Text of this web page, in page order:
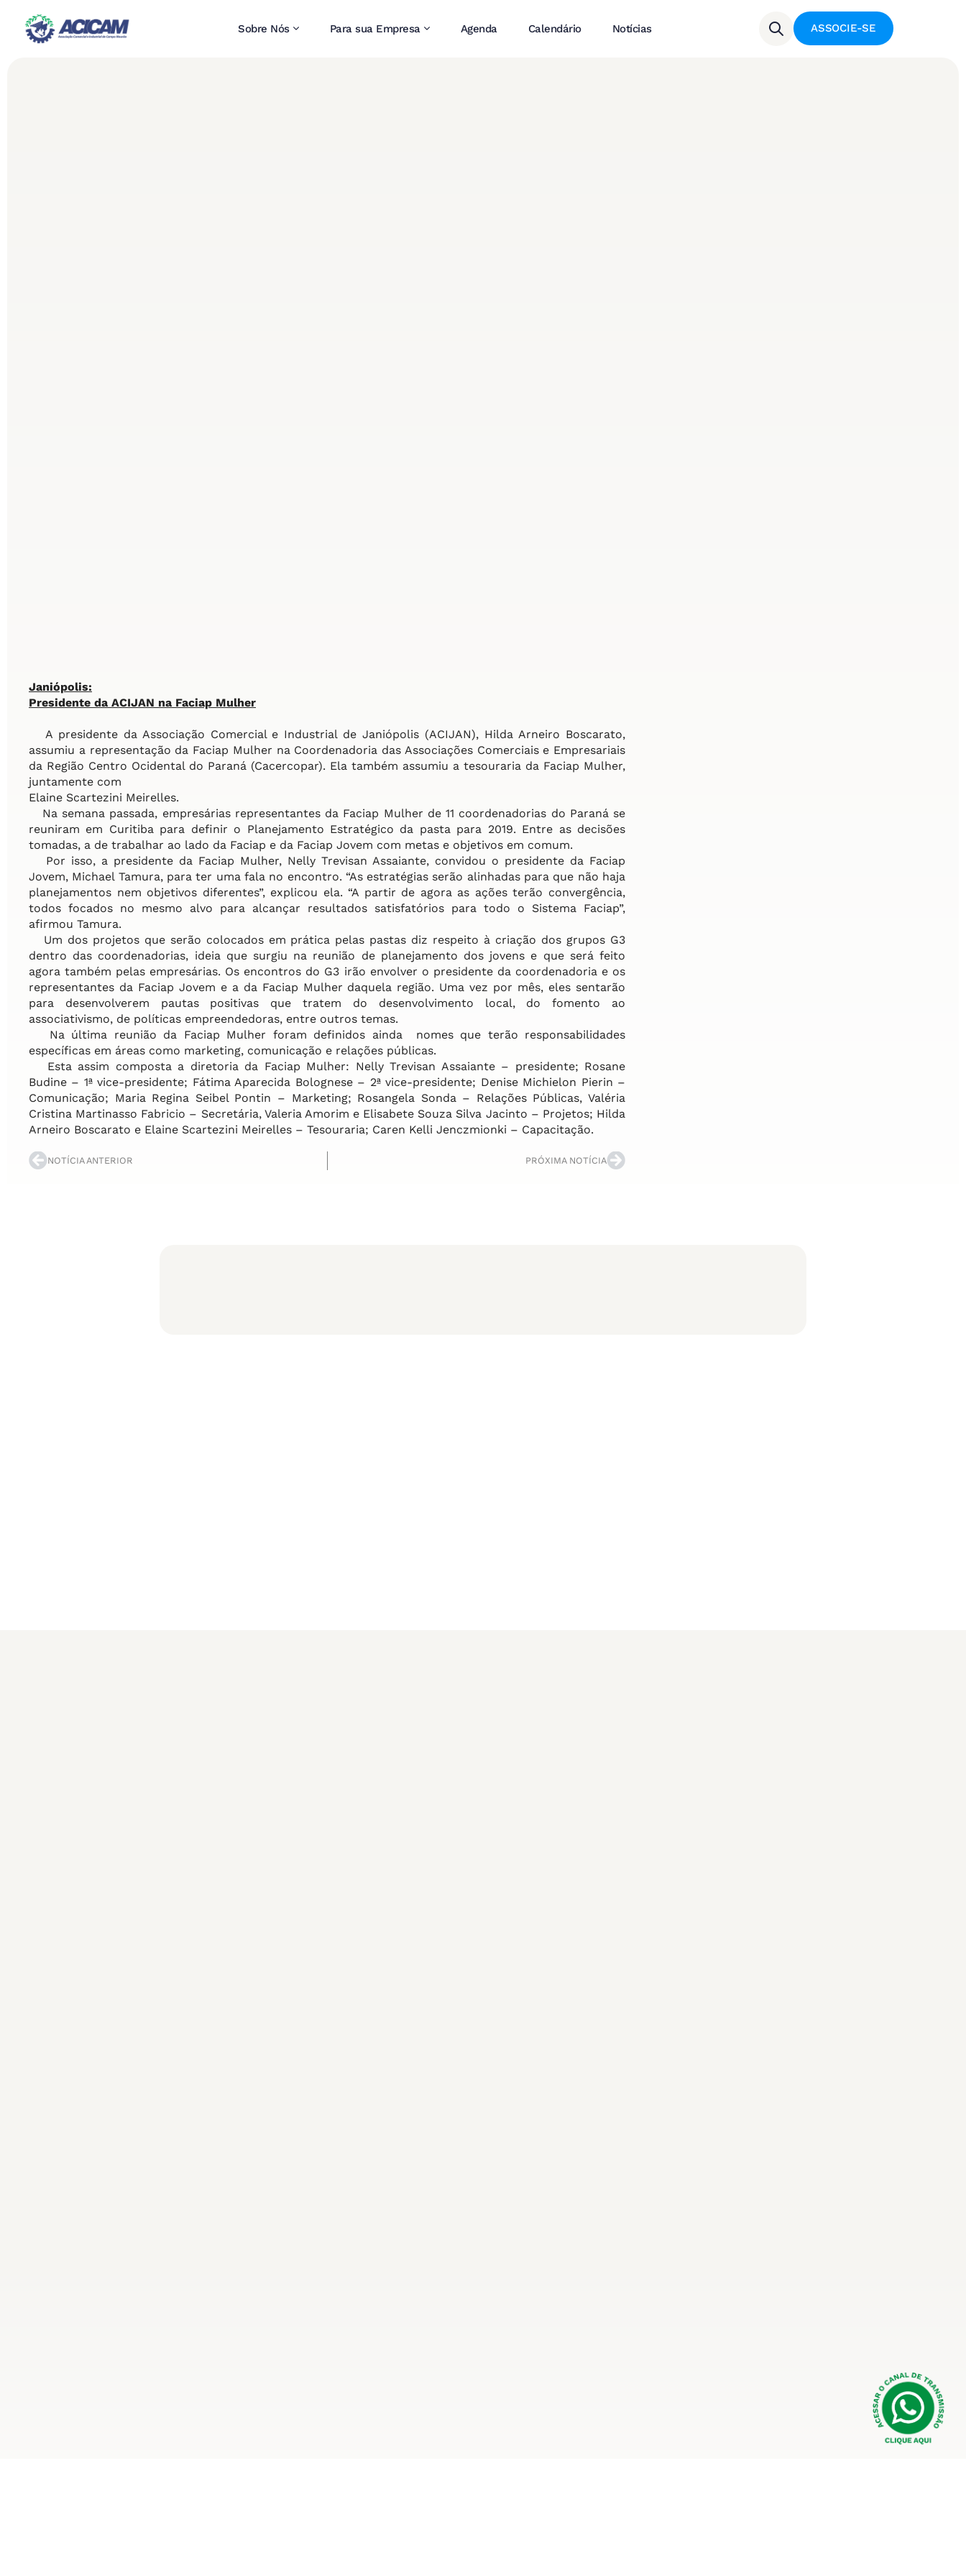
Sobre Nós Para sua Empresa Agenda Calendário Notícias ASSOCIE-SE
Janiópolis:
Presidente da ACIJAN na Faciap Mulher
A presidente da Associação Comercial e Industrial de Janiópolis (ACIJAN), Hilda Arneiro Boscarato,
assumiu a representação da Faciap Mulher na Coordenadoria das Associações Comerciais e Empresariais
da Região Centro Ocidental do Paraná (Cacercopar). Ela também assumiu a tesouraria da Faciap Mulher,
juntamente com
Elaine Scartezini Meirelles.
Na semana passada, empresárias representantes da Faciap Mulher de 11 coordenadorias do Paraná se
reuniram em Curitiba para definir o Planejamento Estratégico da pasta para 2019. Entre as decisões
tomadas, a de trabalhar ao lado da Faciap e da Faciap Jovem com metas e objetivos em comum.
Por isso, a presidente da Faciap Mulher, Nelly Trevisan Assaiante, convidou o presidente da Faciap
Jovem, Michael Tamura, para ter uma fala no encontro. “As estratégias serão alinhadas para que não haja
planejamentos nem objetivos diferentes”, explicou ela. “A partir de agora as ações terão convergência,
todos focados no mesmo alvo para alcançar resultados satisfatórios para todo o Sistema Faciap”,
afirmou Tamura.
Um dos projetos que serão colocados em prática pelas pastas diz respeito à criação dos grupos G3
dentro das coordenadorias, ideia que surgiu na reunião de planejamento dos jovens e que será feito
agora também pelas empresárias. Os encontros do G3 irão envolver o presidente da coordenadoria e os
representantes da Faciap Jovem e a da Faciap Mulher daquela região. Uma vez por mês, eles sentarão
para desenvolverem pautas positivas que tratem do desenvolvimento local, do fomento ao
associativismo, de políticas empreendedoras, entre outros temas.
Na última reunião da Faciap Mulher foram definidos ainda nomes que terão responsabilidades
específicas em áreas como marketing, comunicação e relações públicas.
Esta assim composta a diretoria da Faciap Mulher: Nelly Trevisan Assaiante – presidente; Rosane
Budine – 1ª vice-presidente; Fátima Aparecida Bolognese – 2ª vice-presidente; Denise Michielon Pierin –
Comunicação; Maria Regina Seibel Pontin – Marketing; Rosangela Sonda – Relações Públicas, Valéria
Cristina Martinasso Fabricio – Secretária, Valeria Amorim e Elisabete Souza Silva Jacinto – Projetos; Hilda
Arneiro Boscarato e Elaine Scartezini Meirelles – Tesouraria; Caren Kelli Jenczmionki – Capacitação.
NOTÍCIA ANTERIOR PRÓXIMA NOTÍCIA